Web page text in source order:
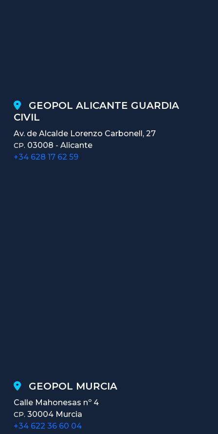
GEOPOL ALICANTE GUARDIA
CIVIL
Av. de Alcalde Lorenzo Carbonell, 27
CP. 03008 - Alicante
+34 628 17 62 59
GEOPOL MURCIA
Calle Mahonesas nº 4
CP. 30004 Murcia
+34 622 36 60 04